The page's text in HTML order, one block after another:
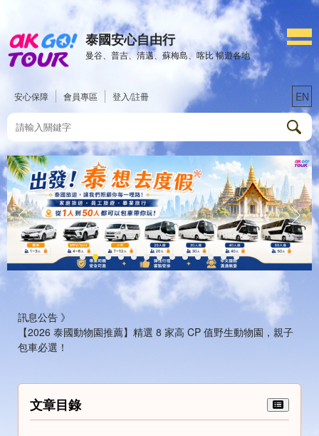
泰國安心自由行
曼谷、普吉、清邁、蘇梅島、喀比 暢遊各地
安心保障 會員專區 登入/註冊 EN
訊息公告 》
【2026 泰國動物園推薦】精選 8 家高 CP 值野生動物園，親子
包車必選！
文章目錄